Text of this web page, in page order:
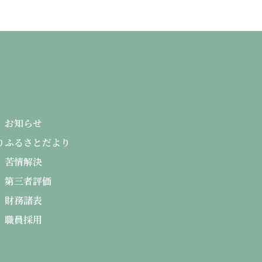
お知らせ
ふるさとだより
苦情解決
第三者評価
財務諸表
職員採用